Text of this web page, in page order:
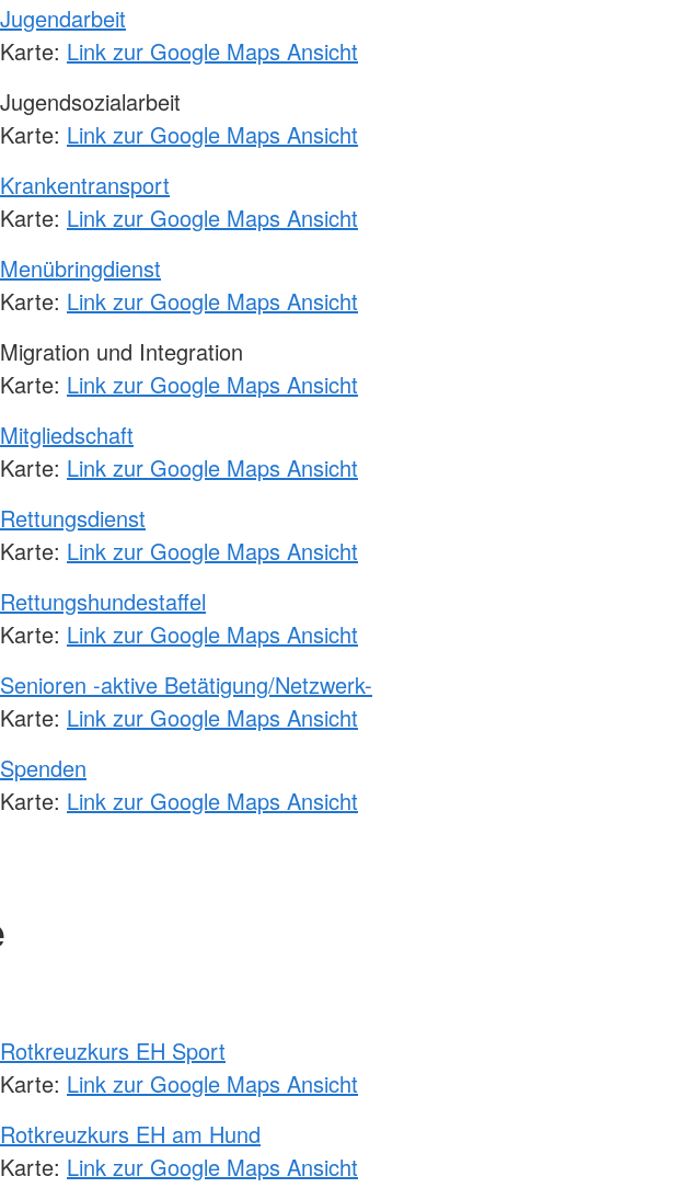
Jugendarbeit
Karte: Link zur Google Maps Ansicht
Jugendsozialarbeit
Karte: Link zur Google Maps Ansicht
Krankentransport
Karte: Link zur Google Maps Ansicht
Menübringdienst
Karte: Link zur Google Maps Ansicht
Migration und Integration
Karte: Link zur Google Maps Ansicht
Mitgliedschaft
Karte: Link zur Google Maps Ansicht
Rettungsdienst
Karte: Link zur Google Maps Ansicht
Rettungshundestaffel
Karte: Link zur Google Maps Ansicht
Senioren -aktive Betätigung/Netzwerk-
Karte: Link zur Google Maps Ansicht
Spenden
Karte: Link zur Google Maps Ansicht
Rotkreuzkurs EH Sport
Karte: Link zur Google Maps Ansicht
Rotkreuzkurs EH am Hund
Karte: Link zur Google Maps Ansicht